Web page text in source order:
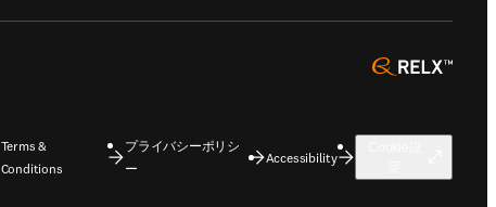
opens
Terms &
Conditions
プライバシーポリシ
ー
Accessibility